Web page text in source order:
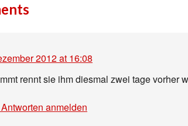
2012 at 16:08
rennt sie ihm diesmal zwei tage vorher
anmelden